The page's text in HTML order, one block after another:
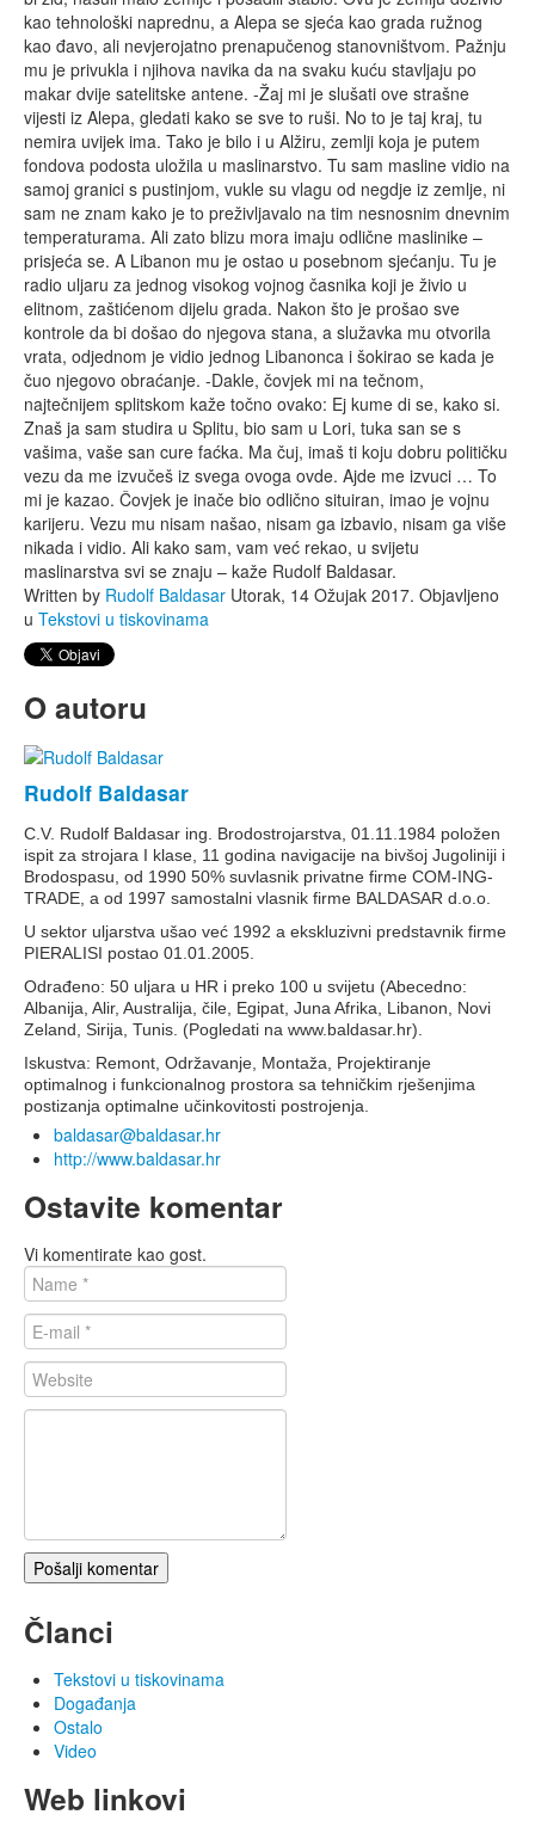
kao tehnološki naprednu, a Alepa se sjeća kao grada ružnog
kao đavo, ali nevjerojatno prenapučenog stanovništvom. Pažnju
mu je privukla i njihova navika da na svaku kuću stavljaju po
makar dvije satelitske antene. -Žaj mi je slušati ove strašne
vijesti iz Alepa, gledati kako se sve to ruši. No to je taj kraj, tu
nemira uvijek ima. Tako je bilo i u Alžiru, zemlji koja je putem
fondova podosta uložila u maslinarstvo. Tu sam masline vidio na
samoj granici s pustinjom, vukle su vlagu od negdje iz zemlje, ni
sam ne znam kako je to preživljavalo na tim nesnosnim dnevnim
temperaturama. Ali zato blizu mora imaju odlične maslinike –
prisjeća se. A Libanon mu je ostao u posebnom sjećanju. Tu je
radio uljaru za jednog visokog vojnog časnika koji je živio u
elitnom, zaštićenom dijelu grada. Nakon što je prošao sve
kontrole da bi došao do njegova stana, a služavka mu otvorila
vrata, odjednom je vidio jednog Libanonca i šokirao se kada je
čuo njegovo obraćanje. -Dakle, čovjek mi na tečnom,
najtečnijem splitskom kaže točno ovako: Ej kume di se, kako si.
Znaš ja sam studira u Splitu, bio sam u Lori, tuka san se s
vašima, vaše san cure faćka. Ma čuj, imaš ti koju dobru političku
vezu da me izvučeš iz svega ovoga ovde. Ajde me izvuci … To
mi je kazao. Čovjek je inače bio odlično situiran, imao je vojnu
karijeru. Vezu mu nisam našao, nisam ga izbavio, nisam ga više
nikada i vidio. Ali kako sam, vam već rekao, u svijetu
maslinarstva svi se znaju – kaže Rudolf Baldasar.
Written by Rudolf Baldasar Utorak, 14 Ožujak 2017. Objavljeno
u Tekstovi u tiskovinama
O autoru
Rudolf Baldasar
C.V. Rudolf Baldasar ing. Brodostrojarstva, 01.11.1984 položen
ispit za strojara I klase, 11 godina navigacije na bivšoj Jugoliniji i
Brodospasu, od 1990 50% suvlasnik privatne firme COM-ING-
TRADE, a od 1997 samostalni vlasnik firme BALDASAR d.o.o.
U sektor uljarstva ušao već 1992 a ekskluzivni predstavnik firme
PIERALISI postao 01.01.2005.
Odrađeno: 50 uljara u HR i preko 100 u svijetu (Abecedno:
Albanija, Alir, Australija, čile, Egipat, Juna Afrika, Libanon, Novi
Zeland, Sirija, Tunis. (Pogledati na www.baldasar.hr).
Iskustva: Remont, Održavanje, Montaža, Projektiranje
optimalnog i funkcionalnog prostora sa tehničkim rješenjima
postizanja optimalne učinkovitosti postrojenja.
baldasar@baldasar.hr
http://www.baldasar.hr
Ostavite komentar
Vi komentirate kao gost.
Članci
Tekstovi u tiskovinama
Događanja
Ostalo
Video
Web linkovi